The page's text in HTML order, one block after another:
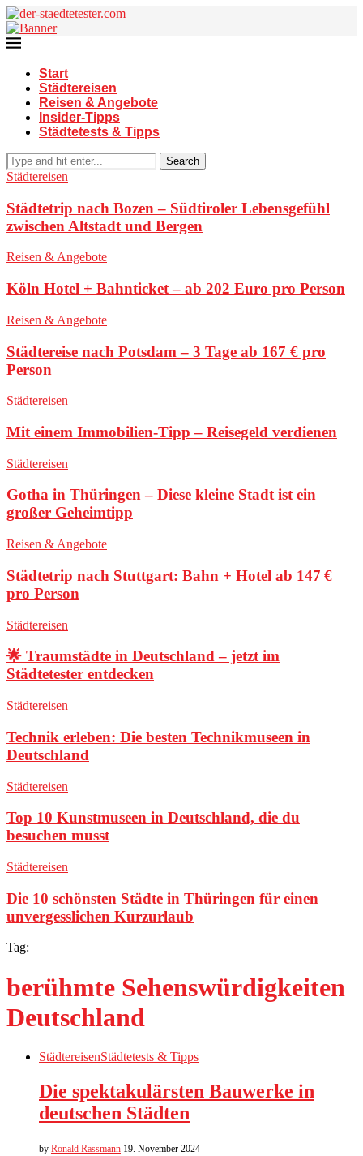
Start
Städtereisen
Reisen & Angebote
Insider-Tipps
Städtetests & Tipps
Search
Städtereisen
Städtetrip nach Bozen – Südtiroler Lebensgefühl
zwischen Altstadt und Bergen
Reisen & Angebote
Köln Hotel + Bahnticket – ab 202 Euro pro Person
Reisen & Angebote
Städtereise nach Potsdam – 3 Tage ab 167 € pro
Person
Städtereisen
Mit einem Immobilien-Tipp – Reisegeld verdienen
Städtereisen
Gotha in Thüringen – Diese kleine Stadt ist ein
großer Geheimtipp
Reisen & Angebote
Städtetrip nach Stuttgart: Bahn + Hotel ab 147 €
pro Person
Städtereisen
🌟 Traumstädte in Deutschland – jetzt im
Städtetester entdecken
Städtereisen
Technik erleben: Die besten Technikmuseen in
Deutschland
Städtereisen
Top 10 Kunstmuseen in Deutschland, die du
besuchen musst
Städtereisen
Die 10 schönsten Städte in Thüringen für einen
unvergesslichen Kurzurlaub
Tag:
berühmte Sehenswürdigkeiten
Deutschland
StädtereisenStädtetests & Tipps
Die spektakulärsten Bauwerke in
deutschen Städten
by Ronald Rassmann 19. November 2024